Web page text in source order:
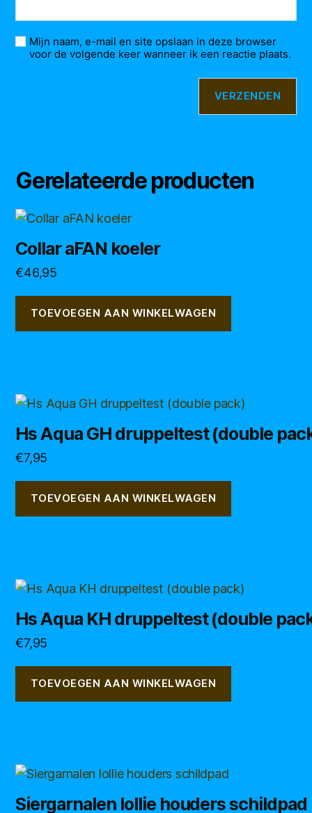
Mijn naam, e-mail en site opslaan in deze browser
voor de volgende keer wanneer ik een reactie plaats.
Gerelateerde producten
Collar aFAN koeler
€46,95
TOEVOEGEN AAN WINKELWAGEN
Hs Aqua GH druppeltest (double
€7,95
TOEVOEGEN AAN WINKELWAGEN
Hs Aqua KH druppeltest (double
€7,95
TOEVOEGEN AAN WINKELWAGEN
Siergarnalen lollie houders schildpad
Dit